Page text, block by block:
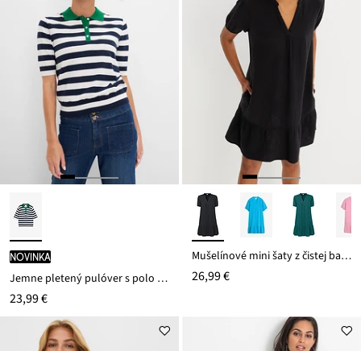
novinka
Jemne pletený pulóver s polo golierom
23,99 €
Mušelínové mini šaty z čistej bavlny
26,99 €